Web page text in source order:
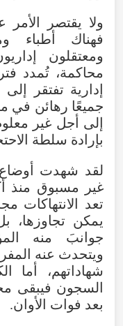
ولا يقتصر الأمر
فهناك
أطباء
ومعتقلون
محاكمة،تُمدد
إدارية تفتقر إلى
جميعًا رهائن في
إلى أجل غير
بإرادة سلطة
لقد شهدت أوضاع
غير
مسبوق منذ
تعد الانتهاكات
يمكن تجاوزها،
جوانبَ
منه
ويتحدث عنه
شهاداتهم، أما
السجون فيبقى
بعد فوات الأوان.